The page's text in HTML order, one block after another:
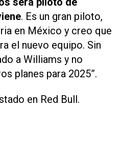
. Es un gran piloto,
en México y creo que
el nuevo equipo. Sin
a Williams y no
planes para 2025”.